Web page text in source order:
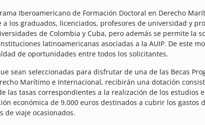
Iberoamericano de Formación Doctoral en Derecho
los graduados, licenciados, profesores de universidad y
de Colombia y Cuba, pero además se permite la
latinoamericanas asociadas a la AUIP. De este
de oportunidades entre todos los solicitantes.
sean seleccionadas para disfrutar de una de las Becas
Marítimo e Internacional, recibirán una dotación
las tasas correspondientes a la realización de los estudios
económica de 9.000 euros destinados a cubrir los gastos
de viaje ocasionados.